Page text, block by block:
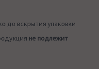
до вскрытия упаковки
не подлежит